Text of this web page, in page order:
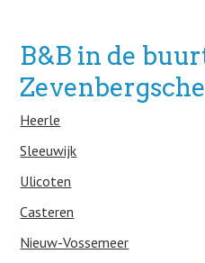
B&B in de
Heerle
Sleeuwijk
Ulicoten
Casteren
Nieuw-Vossemeer